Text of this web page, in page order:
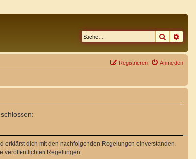
Suche
Anmelden
Registrieren
erklärst dich mit den nachfolgenden Regelungen einverstanden.
veröffentlichten Regelungen.